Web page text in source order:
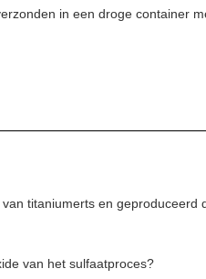
in een droge container
titaniumerts en geproduceerd
van het sulfaatproces?